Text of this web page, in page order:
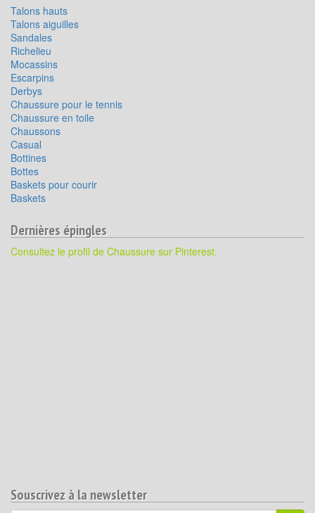
Talons hauts
Talons aiguilles
Sandales
Richelieu
Mocassins
Escarpins
Derbys
Chaussure pour le tennis
Chaussure en toile
Chaussons
Casual
Bottines
Bottes
Baskets pour courir
Baskets
Dernières épingles
Consultez le profil de Chaussure sur Pinterest.
Souscrivez à la newsletter